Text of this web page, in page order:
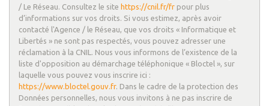
Habitants de plus de 55 ans
Nombre d'enfants par famille
Familles sans enfant
45,57 %
Familles avec 1 ou 2 enfants
Maisons
14,31 %
/ Le Réseau. Consultez le site https://cnil.fr/fr pour plus
d’informations sur vos droits. Si vous estimez, après avoir
contacté l'Agence / le Réseau, que vos droits « Informatique et
Libertés » ne sont pas respectés, vous pouvez adresser une
réclamation à la CNIL. Nous vous informons de l’existence de la
liste d'opposition au démarchage téléphonique « Bloctel », sur
laquelle vous pouvez vous inscrire ici :
https://www.bloctel.gouv.fr. Dans le cadre de la protection des
Données personnelles, nous vous invitons à ne pas inscrire de